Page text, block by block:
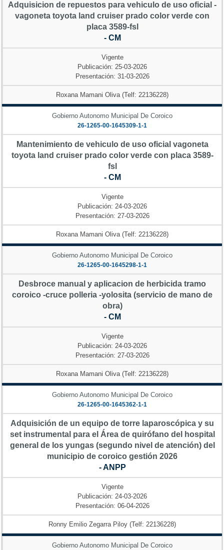
Adquisicion de repuestos para vehiculo de uso oficial -
vagoneta toyota land cruiser prado color verde con
placa 3589-fsl
- CM
Vigente
Publicación: 25-03-2026
Presentación: 31-03-2026
Roxana Mamani Oliva (Telf: 22136228)
Gobierno Autonomo Municipal De Coroico
26-1265-00-1645309-1-1
Mantenimiento de vehiculo de uso oficial vagoneta
toyota land cruiser prado color verde con placa 3589-
fsl
- CM
Vigente
Publicación: 24-03-2026
Presentación: 27-03-2026
Roxana Mamani Oliva (Telf: 22136228)
Gobierno Autonomo Municipal De Coroico
26-1265-00-1645298-1-1
Desbroce manual y aplicacion de herbicida tramo
coroico -cruce polleria -yolosita (servicio de mano de
obra)
- CM
Vigente
Publicación: 24-03-2026
Presentación: 27-03-2026
Roxana Mamani Oliva (Telf: 22136228)
Gobierno Autonomo Municipal De Coroico
26-1265-00-1645362-1-1
Adquisición de un equipo de torre laparoscópica y su
set instrumental para el Área de quirófano del hospital
general de los yungas (segundo nivel de atención) del
municipio de coroico gestión 2026
- ANPP
Vigente
Publicación: 24-03-2026
Presentación: 06-04-2026
Ronny Emilio Zegarra Piloy (Telf: 22136228)
Gobierno Autonomo Municipal De Coroico